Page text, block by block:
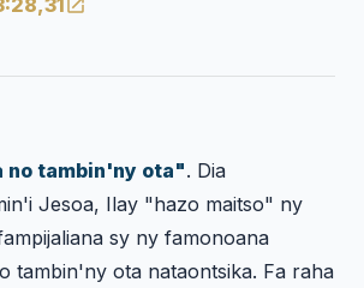
no tambin'ny ota". Dia
Jesoa, Ilay "hazo maitso" ny
sy ny famonoana
tambin'ny ota nataontsika. Fa raha